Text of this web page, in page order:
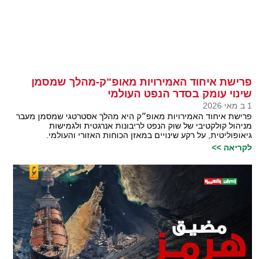
פרישת איחוד האמירויות מאופ"ק-מהלך שמסמן
שינוי עומק בסדר הנפט העולמי
1 ב מאי 2026
פרישת איחוד האמירויות מאופ״ק היא מהלך אסטרטגי שמסמן מעבר
מניהול קולקטיבי של שוק הנפט לריבונות אנרגטית ולגמישות
גיאופוליטית, על רקע שינויים במאזן הכוחות האזורי והעולמי.
לקריאה >>